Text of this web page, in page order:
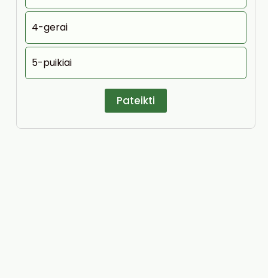
4-gerai
5-puikiai